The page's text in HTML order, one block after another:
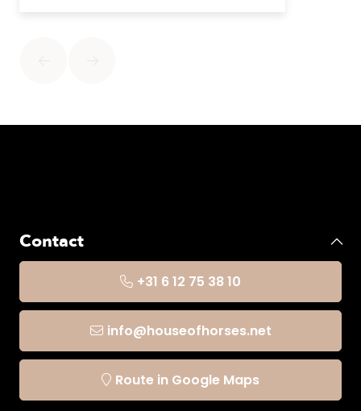
Contact
+31 6 12 75 38 10
info@houseofhorses.net
Route in Google Maps